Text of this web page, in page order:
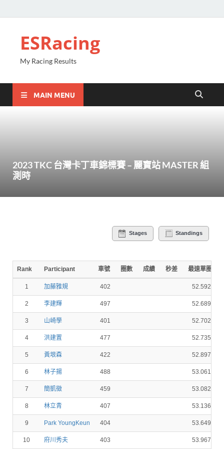
ESRacing
My Racing Results
MAIN MENU
2023 TKC 台灣卡丁車錦標賽 – 麗寶站 MASTER 組
測時
Stages Standings
Rank Participant 車號 圈數 成績 秒差 最速單圈
1 加藤雅規 402 52.592
2 李建輝 497 52.689
3 山崎學 401 52.702
4 洪建置 477 52.735
5 黃垠森 422 52.897
6 林子揚 488 53.061
7 簡凱徵 459 53.082
8 林立青 407 53.136
9 Park YoungKeun 404 53.649
10 府川秀夫 403 53.967